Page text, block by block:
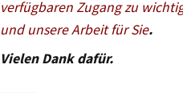
verfügbaren Zugang zu
und unsere Arbeit für Sie.
Vielen Dank dafür.